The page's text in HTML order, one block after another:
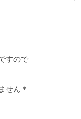
すので
せん＊